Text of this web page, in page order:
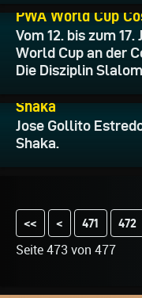
PWA World Cup
Vom 12. bis zum
World Cup an der
Die Disziplin
Shaka
Jose Gollito
Shaka.
<< < 471 472
Seite 473 von 477